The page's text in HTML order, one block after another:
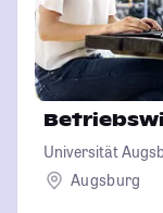
Universität
Augsburg